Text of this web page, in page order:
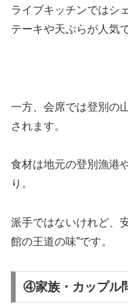
ライブキッチンではシ
テーキや天ぷらが人気
一方、会席では登別の
されます。
食材は地元の登別漁港
り。
派手ではないけれど、
館の王道の味”です。
④家族・カップル